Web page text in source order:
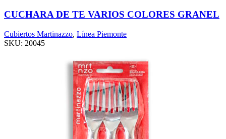
CUCHARA DE TE VARIOS COLORES GRANEL
Cubiertos Martinazzo, Línea Piemonte
SKU: 20045